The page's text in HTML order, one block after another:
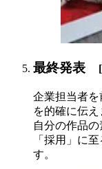
最終発表
企業担当者
を的確に伝え
自分の作品の
「採用」に
す。